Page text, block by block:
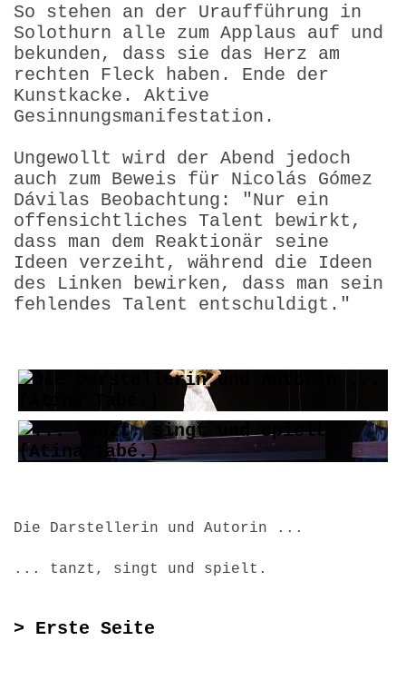
So stehen an der Uraufführung in
Solothurn alle zum Applaus auf und
bekunden, dass sie das Herz am
rechten Fleck haben. Ende der
Kunst­kacke. Aktive
Gesinnungsmanifestation.
Ungewollt wird der Abend jedoch
auch zum Beweis für Nicolás Gómez
Dávilas Beobachtung: "Nur ein
offensichtliches Talent bewirkt,
dass man dem Reaktionär seine
Ideen verzeiht, während die Ideen
des Linken bewirken, dass man sein
fehlendes Talent entschuldigt."
Die Darstellerin und Autorin ...
... tanzt, singt und spielt.
> Erste Seite